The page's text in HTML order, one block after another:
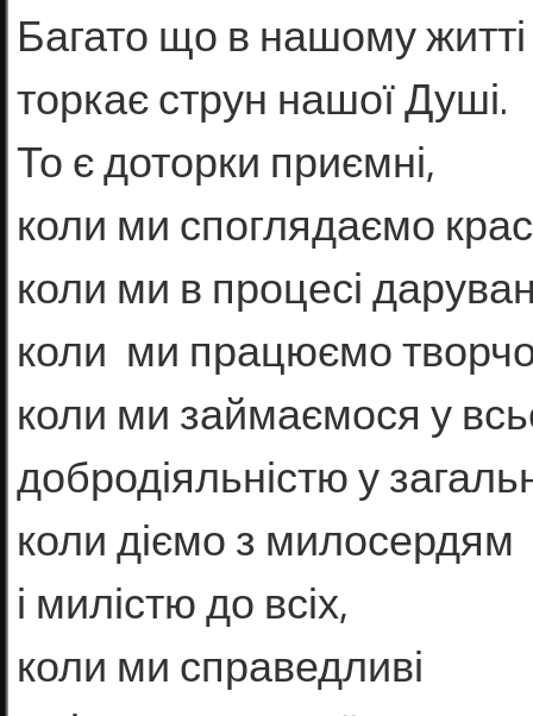
Багато що в нашому житті
торкає струн нашої Душі.
То є доторки приємні,
коли ми споглядаємо
коли ми в процесі
коли ми працюємо
коли ми займаємося у
добродіяльністю у
коли діємо з милосердям
і милістю до всіх,
коли ми справедливі